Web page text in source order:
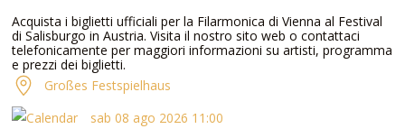
Acquista i biglietti ufficiali per la Filarmonica di Vienna al Festival
di Salisburgo in Austria. Visita il nostro sito web o contattaci
telefonicamente per maggiori informazioni su artisti, programma
e prezzi dei biglietti.
Großes Festspielhaus
sab 08 ago 2026 11:00